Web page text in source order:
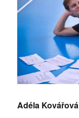
Adéla Kovářová